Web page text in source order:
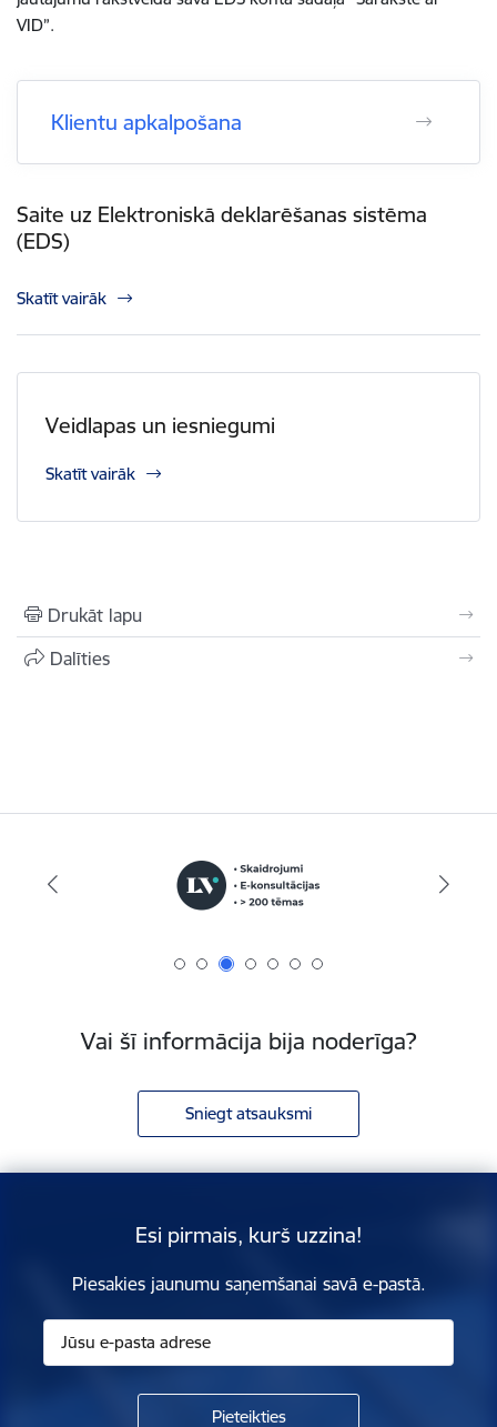
VID”.
Klientu apkalpošana
Saite uz Elektroniskā deklarēšanas sistēma
(EDS)
Skatīt vairāk
Veidlapas un iesniegumi
Skatīt vairāk
Drukāt lapu
Dalīties
Vai šī informācija bija noderīga?
Sniegt atsauksmi
Esi pirmais, kurš uzzina!
Piesakies jaunumu saņemšanai savā e-pastā.